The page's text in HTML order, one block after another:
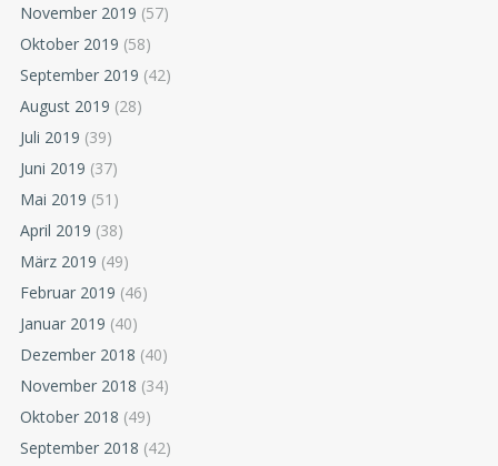
November 2019 (57)
Oktober 2019 (58)
September 2019 (42)
August 2019 (28)
Juli 2019 (39)
Juni 2019 (37)
Mai 2019 (51)
April 2019 (38)
März 2019 (49)
Februar 2019 (46)
Januar 2019 (40)
Dezember 2018 (40)
November 2018 (34)
Oktober 2018 (49)
September 2018 (42)